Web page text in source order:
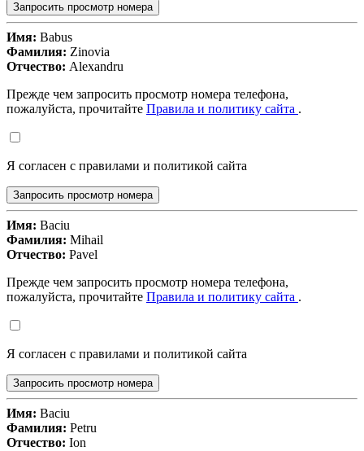
Запросить просмотр номера
Имя: Babus
Фамилия: Zinovia
Отчество: Alexandru
Прежде чем запросить просмотр номера телефона,
пожалуйста, прочитайте Правила и политику сайта .
Я согласен с правилами и политикой сайта
Запросить просмотр номера
Имя: Baciu
Фамилия: Mihail
Отчество: Pavel
Прежде чем запросить просмотр номера телефона,
пожалуйста, прочитайте Правила и политику сайта .
Я согласен с правилами и политикой сайта
Запросить просмотр номера
Имя: Baciu
Фамилия: Petru
Отчество: Ion